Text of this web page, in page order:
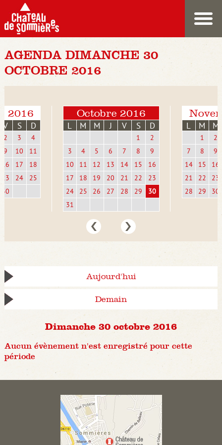
AGENDA DIMANCHE 30
OCTOBRE 2016
2016
V S D
2 3
4
9
10
11
16
17
18
23
24
25
30
Octobre 2016
L M M J V S D
1
2
3
4 5 6 7 8
9
10
11 12 13 14 15
16
17
18 19 20 21 22
23
24
25 26 27 28 29
30
31
L M M
1
2
7
8
9
14
15
16
21
22
23
28
29 30
Aujourd'hui
Demain
Dimanche 30 octobre 2016
Aucun évènement n'est enregistré pour cette
période